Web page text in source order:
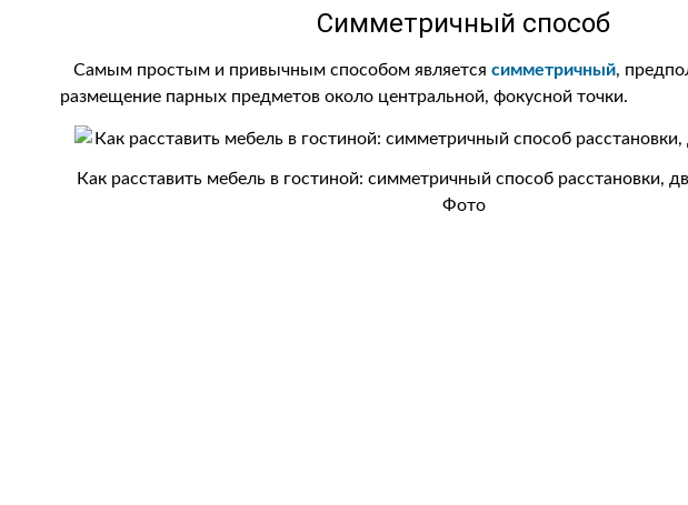
Симметричный способ
Самым простым и привычным способом являетсясимметричный,
размещение парных предметов около центральной, фокусной точки.
Как расставить мебель в гостиной: симметричный способ расстановки,
Фото